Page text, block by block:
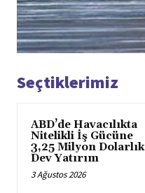
Seçtiklerimiz
ABD’de Havacılıkta
Nitelikli İş Gücüne
3,25 Milyon Dolarlık
Dev Yatırım
3 Ağustos 2026